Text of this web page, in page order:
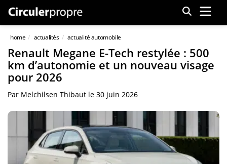
Menu
home actualités actualité automobile
Renault Megane E-Tech restylée : 500
km d’autonomie et un nouveau visage
pour 2026
Par Melchilsen Thibaut le 30 juin 2026